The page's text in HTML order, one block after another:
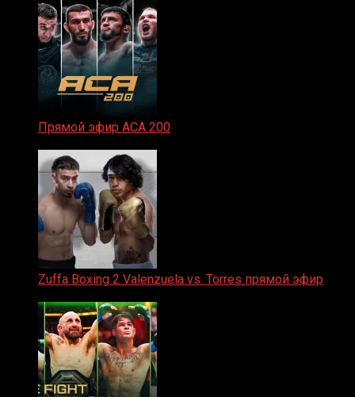
Прямой эфир ACA 200
Zuffa Boxing 2 Valenzuela vs. Torres прямой эфир